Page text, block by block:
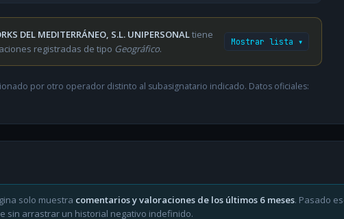
DEL MEDITERRÁNEO, S.L. UNIPERSONALtiene
registradas de tipo Geográfico.
Mostrar lista ▾
por otro operador distinto al subasignatario indicado. Datos oficiales:
solo muestra comentarios y valoraciones de los últimos 6 meses. Pasado
sin arrastrar un historial negativo indefinido.